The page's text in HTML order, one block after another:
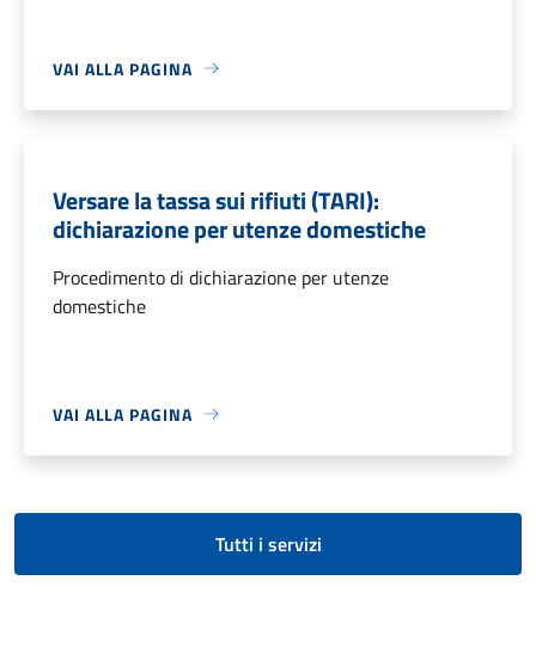
VAI ALLA PAGINA
Versare la tassa sui rifiuti (TARI):
dichiarazione per utenze domestiche
Procedimento di dichiarazione per utenze
domestiche
VAI ALLA PAGINA
Tutti i servizi